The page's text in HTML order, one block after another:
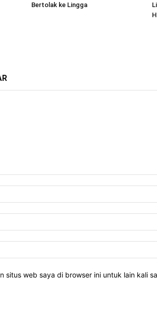
Bertolak ke Lingga
situs web saya di browser ini untuk lain kali